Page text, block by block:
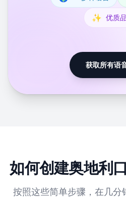
✨ 优质
获取所有语
如何创建奥地利
按照这些简单步骤，在几分